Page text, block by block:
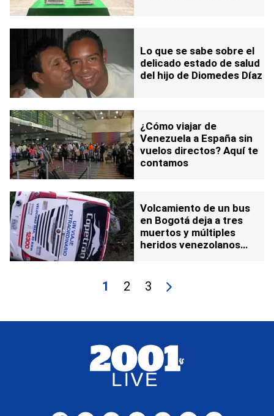
Lo que se sabe sobre el
delicado estado de salud
del hijo de Diomedes Díaz
¿Cómo viajar de
Venezuela a España sin
vuelos directos? Aquí te
contamos
Volcamiento de un bus
en Bogotá deja a tres
muertos y múltiples
heridos venezolanos
1 2 3